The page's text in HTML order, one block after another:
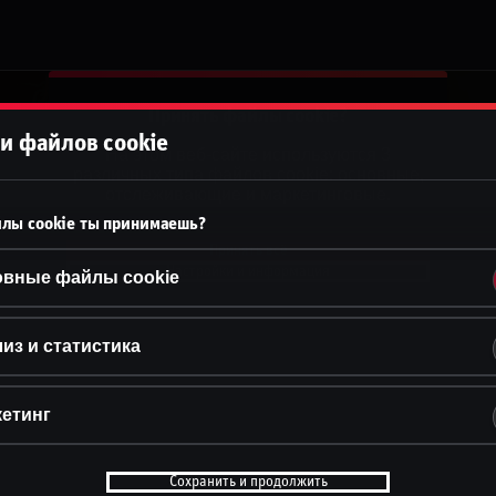
Принять файлы cookie?
На этом веб-сайте используются 3
Принять всё
Настройки и информация
файлов cookie
cookie ты принимаешь?
файлы cookie
и статистика
Сохранить и продолжить